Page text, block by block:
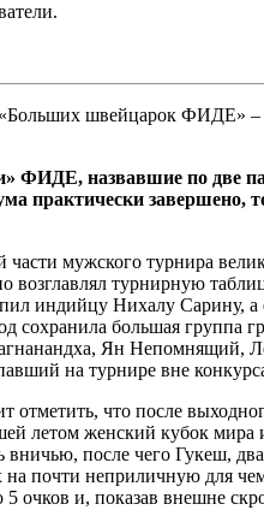
швейцарок ФИДЕ»
ФИДЕ, назвавшие по две
практически
мужского турнира
турнирную
индийцу Нихалу
сохранила большая
Ян
на турнире вне
что после
летом женский кубок
вничью, после чего Гукеш,
почти неприличную для
и, показав внешне